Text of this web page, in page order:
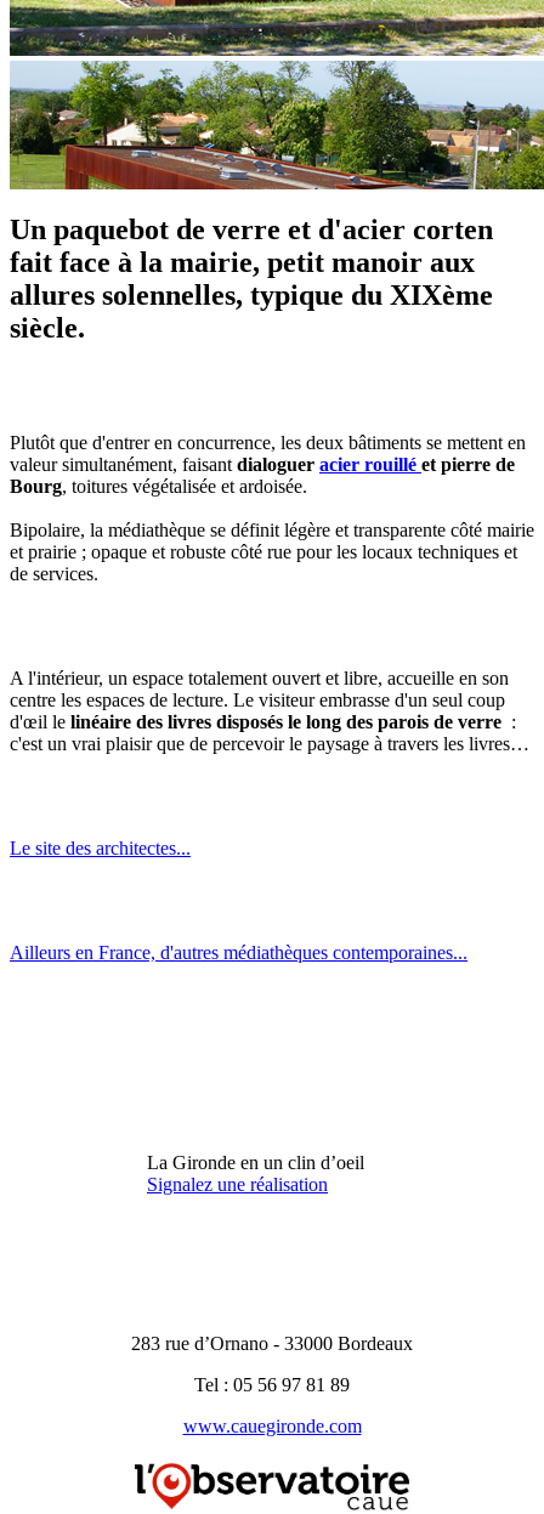
Un paquebot de verre et d'acier corten
fait face à la mairie, petit manoir aux
allures solennelles, typique du XIXème
siècle.
Plutôt que d'entrer en concurrence, les deux bâtiments se mettent en
valeur simultanément, faisant dialoguer acier rouillé et pierre de
Bourg, toitures végétalisée et ardoisée.
Bipolaire, la médiathèque se définit légère et transparente côté mairie
et prairie ; opaque et robuste côté rue pour les locaux techniques et
de services.
A l'intérieur, un espace totalement ouvert et libre, accueille en son
centre les espaces de lecture. Le visiteur embrasse d'un seul coup
d'œil le linéaire des livres disposés le long des parois de verre :
c'est un vrai plaisir que de percevoir le paysage à travers les livres…
Le site des architectes...
Ailleurs en France, d'autres médiathèques contemporaines...
La Gironde en un clin d’oeil
Signalez une réalisation
283 rue d’Ornano - 33000 Bordeaux
Tel : 05 56 97 81 89
www.cauegironde.com